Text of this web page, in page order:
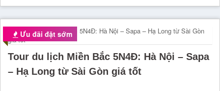
Ưu đãi đặt sớm
Tour du lịch Miền Bắc 5N4Đ: Hà Nội – Sapa
– Hạ Long từ Sài Gòn giá tốt